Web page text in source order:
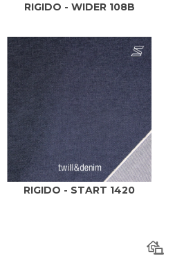
RIGIDO - WIDER 108B
RIGIDO - START 1420